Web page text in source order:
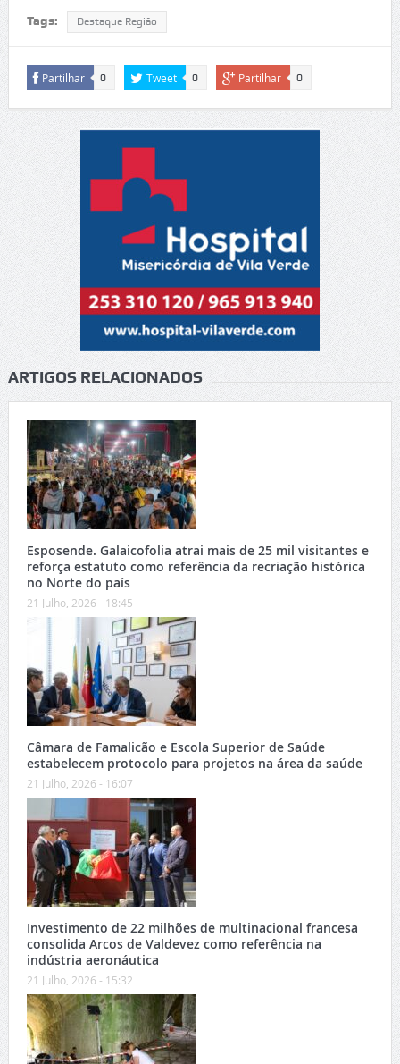
Tags: Destaque Região
Partilhar 0 Tweet 0 Partilhar 0
ARTIGOS RELACIONADOS
Esposende. Galaicofolia atrai mais de 25 mil visitantes e
reforça estatuto como referência da recriação histórica
no Norte do país
21 Julho, 2026 - 18:45
Câmara de Famalicão e Escola Superior de Saúde
estabelecem protocolo para projetos na área da saúde
21 Julho, 2026 - 16:07
Investimento de 22 milhões de multinacional francesa
consolida Arcos de Valdevez como referência na
indústria aeronáutica
21 Julho, 2026 - 15:32